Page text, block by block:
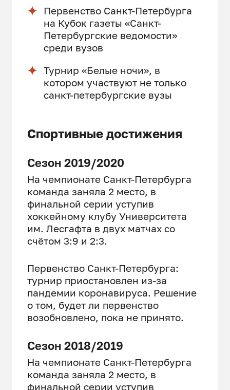
Первенство Санкт-Петербурга
на Кубок газеты «Санкт-
Петербургские ведомости»
среди вузов
Турнир «Белые ночи», в
котором участвуют не только
санкт-петербургские вузы
Спортивные достижения
Сезон 2019/2020
На чемпионате Санкт-Петербурга
команда заняла 2 место, в
финальной серии уступив
хоккейному клубу Университета
им. Лесгафта в двух матчах со
счётом 3:9 и 2:3.
Первенство Санкт-Петербурга:
турнир приостановлен из-за
пандемии коронавируса. Решение
о том, будет ли первенство
возобновлено, пока не принято.
Сезон 2018/2019
На чемпионате Санкт-Петербурга
команда заняла 2 место, в
финальной серии уступив